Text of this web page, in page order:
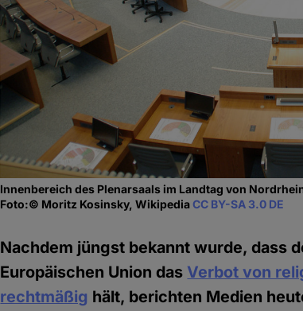
Innenbereich des Plenarsaals im Landtag von
Foto:© Moritz Kosinsky, WikipediaCC BY-SA 3.0 DE
Nachdem jüngst bekannt wurde, dass
Europäischen Union das Verbot von
rechtmäßig hält, berichten Medien